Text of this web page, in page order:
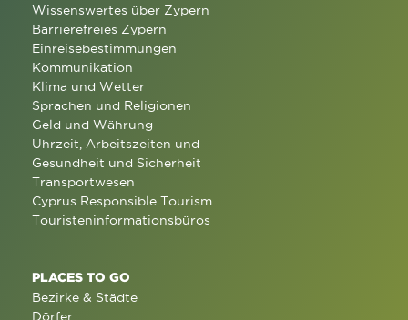
Wissenswertes über Zypern
Barrierefreies Zypern
Einreisebestimmungen
Kommunikation
Klima und Wetter
Sprachen und Religionen
Geld und Währung
Uhrzeit, Arbeitszeiten und
Gesundheit und Sicherheit
Transportwesen
Cyprus Responsible Tourism
Touristeninformationsbüros
PLACES TO GO
Bezirke & Städte
Dörfer